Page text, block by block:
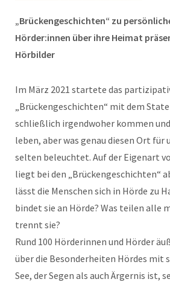
„Brückengeschichten“ zu
Hörder:innen über ihre Heimat
Hörbilder
Im März 2021 startete das
„Brückengeschichten“ mit dem
schließlich irgendwoher kommen
leben, aber was genau diesen Ort für
selten beleuchtet. Auf der Eigenart
liegt bei den „Brückengeschichten“
lässt die Menschen sich in Hörde zu
bindet sie an Hörde? Was teilen alle
trennt sie?
Rund 100 Hörderinnen und Hörder
über die Besonderheiten Hördes mit
See, der Segen als auch Ärgernis ist,